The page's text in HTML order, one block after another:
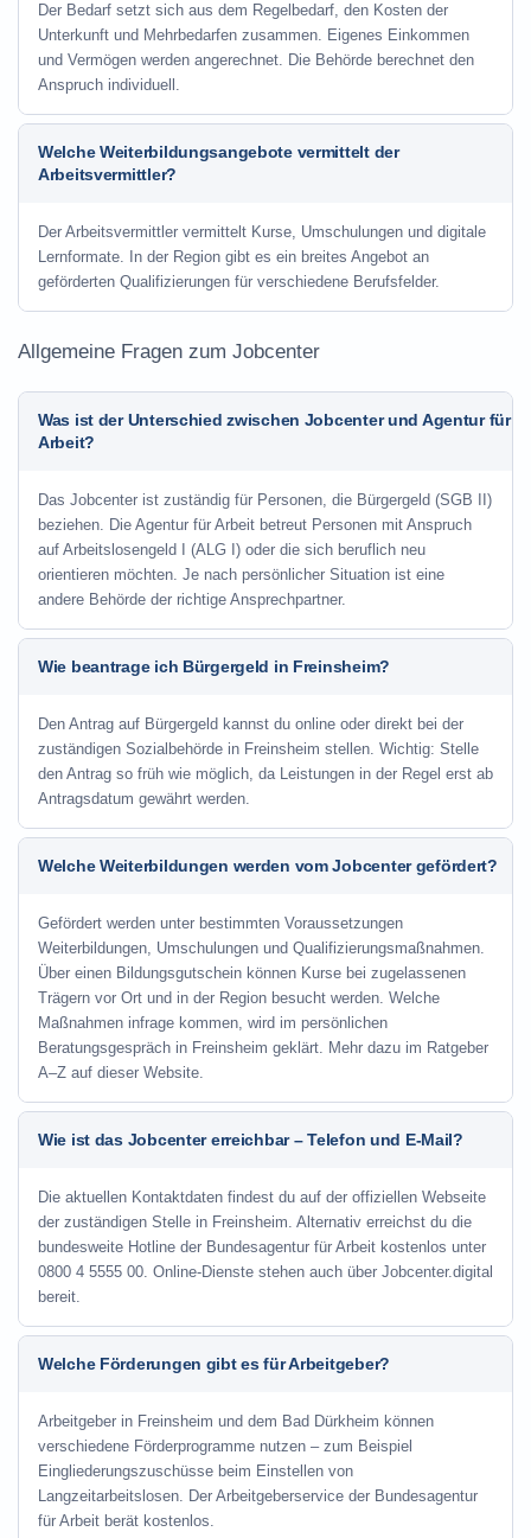
Der Bedarf setzt sich aus dem Regelbedarf, den Kosten der
Unterkunft und Mehrbedarfen zusammen. Eigenes Einkommen
und Vermögen werden angerechnet. Die Behörde berechnet den
Anspruch individuell.
Welche Weiterbildungsangebote vermittelt der
Arbeitsvermittler?
Der Arbeitsvermittler vermittelt Kurse, Umschulungen und digitale
Lernformate. In der Region gibt es ein breites Angebot an
geförderten Qualifizierungen für verschiedene Berufsfelder.
Allgemeine Fragen zum Jobcenter
Was ist der Unterschied zwischen Jobcenter und Agentur für
Arbeit?
Das Jobcenter ist zuständig für Personen, die Bürgergeld (SGB II)
beziehen. Die Agentur für Arbeit betreut Personen mit Anspruch
auf Arbeitslosengeld I (ALG I) oder die sich beruflich neu
orientieren möchten. Je nach persönlicher Situation ist eine
andere Behörde der richtige Ansprechpartner.
Wie beantrage ich Bürgergeld in Freinsheim?
Den Antrag auf Bürgergeld kannst du online oder direkt bei der
zuständigen Sozialbehörde in Freinsheim stellen. Wichtig: Stelle
den Antrag so früh wie möglich, da Leistungen in der Regel erst ab
Antragsdatum gewährt werden.
Welche Weiterbildungen werden vom Jobcenter gefördert?
Gefördert werden unter bestimmten Voraussetzungen
Weiterbildungen, Umschulungen und Qualifizierungsmaßnahmen.
Über einen Bildungsgutschein können Kurse bei zugelassenen
Trägern vor Ort und in der Region besucht werden. Welche
Maßnahmen infrage kommen, wird im persönlichen
Beratungsgespräch in Freinsheim geklärt. Mehr dazu im Ratgeber
A–Z auf dieser Website.
Wie ist das Jobcenter erreichbar – Telefon und E-Mail?
Die aktuellen Kontaktdaten findest du auf der offiziellen Webseite
der zuständigen Stelle in Freinsheim. Alternativ erreichst du die
bundesweite Hotline der Bundesagentur für Arbeit kostenlos unter
0800 4 5555 00. Online-Dienste stehen auch über Jobcenter.digital
bereit.
Welche Förderungen gibt es für Arbeitgeber?
Arbeitgeber in Freinsheim und dem Bad Dürkheim können
verschiedene Förderprogramme nutzen – zum Beispiel
Eingliederungszuschüsse beim Einstellen von
Langzeitarbeitslosen. Der Arbeitgeberservice der Bundesagentur
für Arbeit berät kostenlos.